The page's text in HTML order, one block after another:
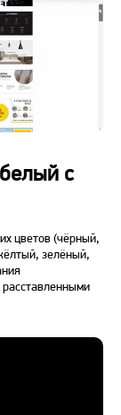
с
цветов (чёрный,
зелёный,